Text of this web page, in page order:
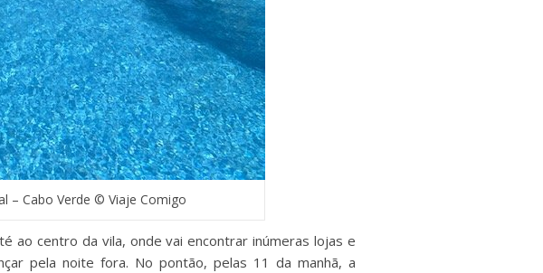
– Cabo Verde © Viaje Comigo
ao centro da vila, onde vai encontrar inúmeras lojas e
pela noite fora. No pontão, pelas 11 da manhã, a